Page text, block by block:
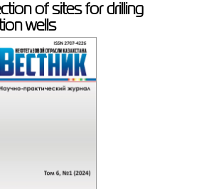
of sites for drilling
wells